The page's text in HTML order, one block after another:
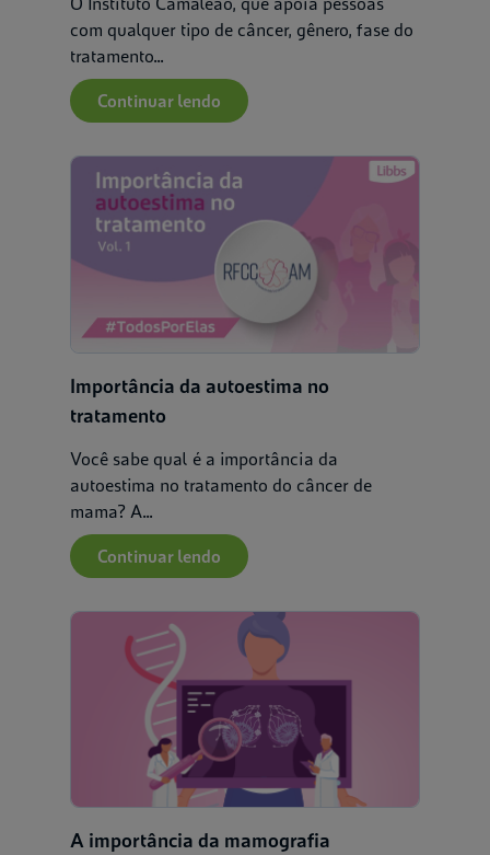
com qualquer tipo de câncer, gênero, fase do
tratamento...
Continuar lendo
Importância da autoestima no
tratamento
Você sabe qual é a importância da
autoestima no tratamento do câncer de
mama? A...
Continuar lendo
A importância da mamografia